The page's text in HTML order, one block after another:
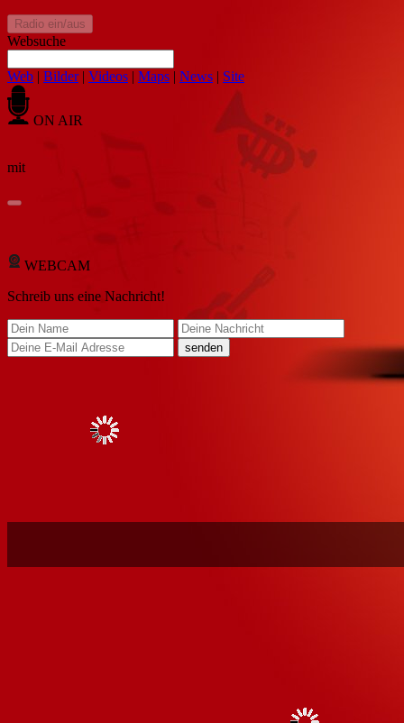
Radio ein/aus
Websuche
Web | Bilder| Videos | Maps | News | Site
ON AIR
mit
WEBCAM
Schreib uns eine Nachricht!